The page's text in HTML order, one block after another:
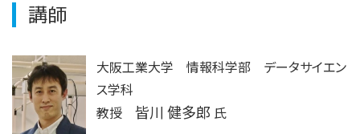
講師
大阪工業大学 情報科学部 データサイエン
ス学科
教授 皆川 健多郎 氏